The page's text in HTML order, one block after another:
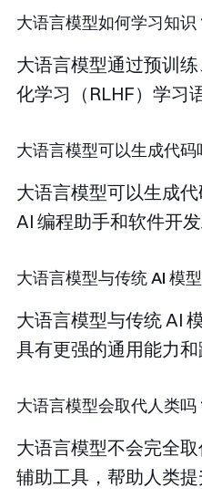
大语言模型如何学习知识
大语言模型通过预训
化学习（RLHF）学习
大语言模型可以生成代码
大语言模型可以生成
AI 编程助手和软件开发
大语言模型与传统 AI 模
大语言模型与传统 AI
具有更强的通用能力和
大语言模型会取代人类吗
大语言模型不会完全
辅助工具，帮助人类提